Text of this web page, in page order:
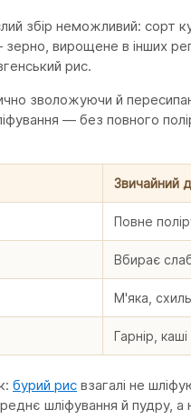
збір неможливий: сорт
вирощене в інших
рис.
зволожуючи й
— без повного
Звичайний
Повне
Вбирає
М'яка,
Гарнір, каші
бурий рис взагалі не
шліфування й пудру, а